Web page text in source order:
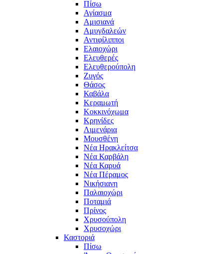
Πίσω
Αγίασμα
Αμισιανά
Αμυγδαλεών
Αντιφίλιπποι
Ελαιοχώρι
Ελευθερές
Ελευθερούπολη
Ζυγός
Θάσος
Καβάλα
Κεραμωτή
Κοκκινόχωμα
Κρηνίδες
Λιμενάρια
Μουσθένη
Νέα Ηρακλείτσα
Νέα Καρβάλη
Νέα Καρυά
Νέα Πέραμος
Νικήσιανη
Παλαιοχώρι
Ποταμιά
Πρίνος
Χρυσούπολη
Χρυσοχώρι
Καστοριά
Πίσω